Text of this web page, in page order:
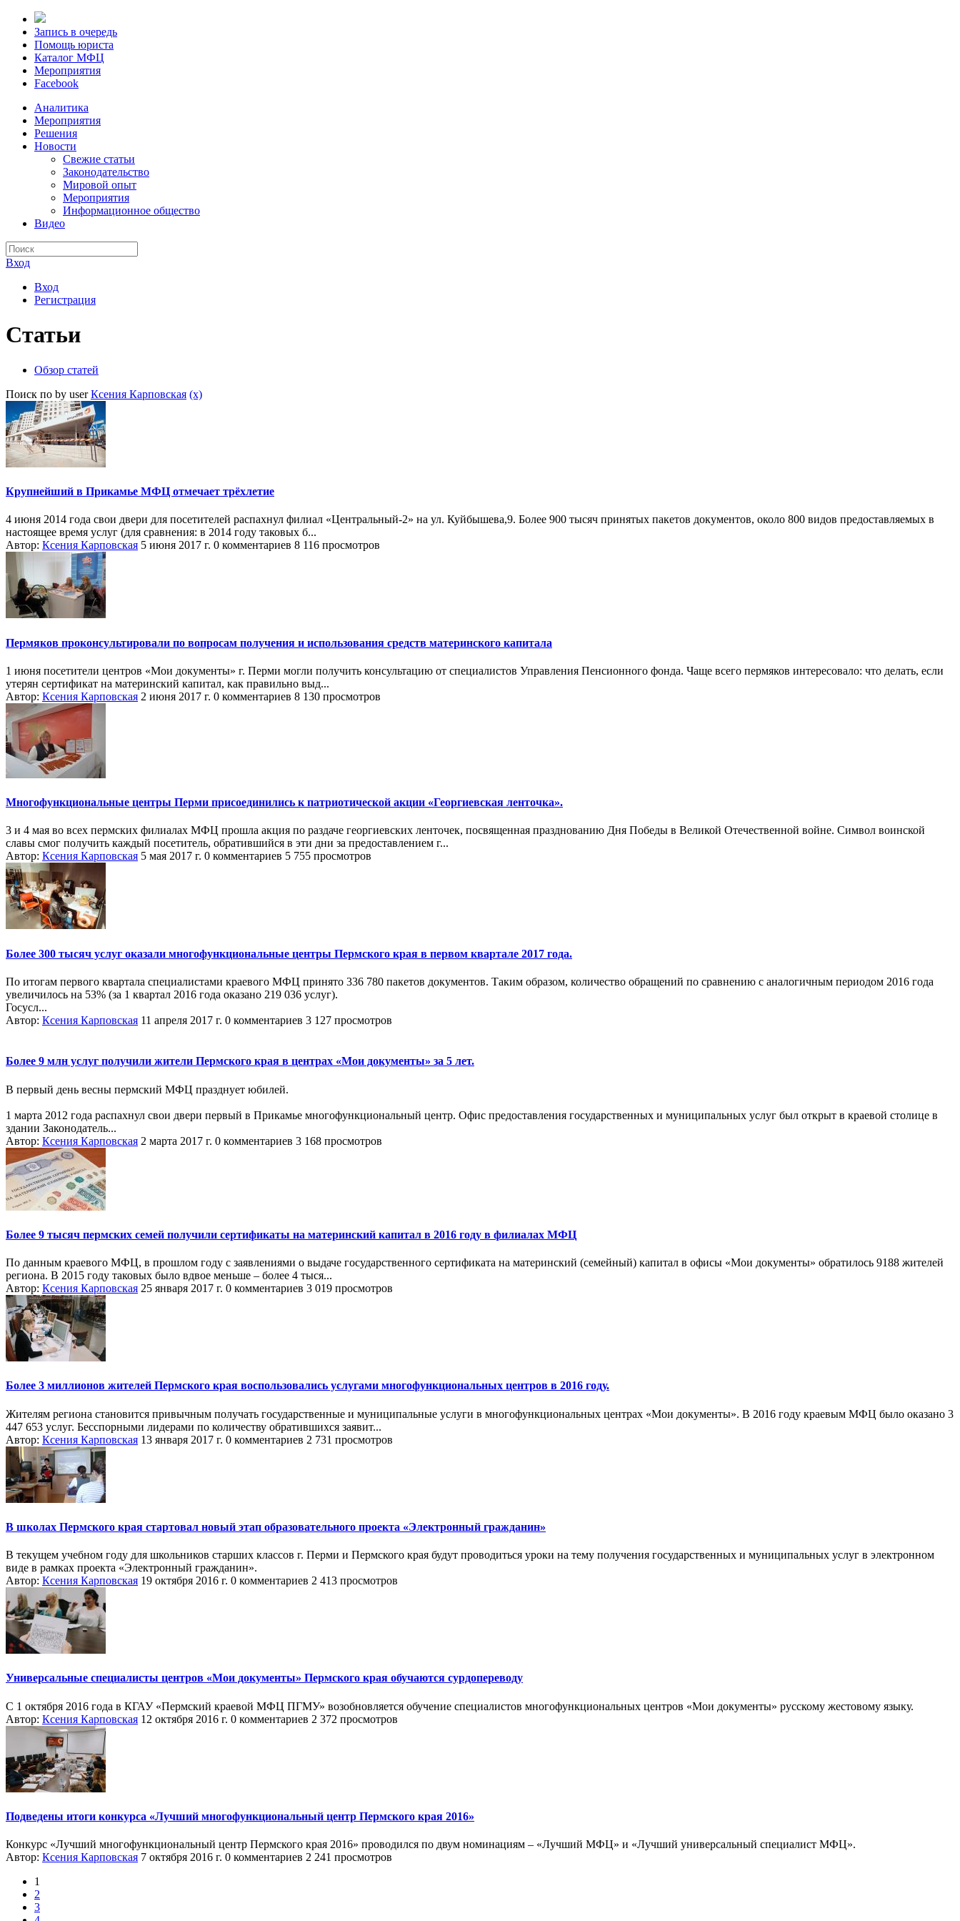
Запись в очередь
Помощь юриста
Каталог МФЦ
Мероприятия
Facebook
Аналитика
Мероприятия
Решения
Новости
Свежие статьи
Законодательство
Мировой опыт
Мероприятия
Информационное общество
Видео
Вход
Вход
Регистрация
Статьи
Обзор статей
Поиск по by userКсения Карповская (x)
Крупнейший в Прикамье МФЦ отмечает трёхлетие
4 июня 2014 года свои двери для посетителей распахнул филиал «Центральный-2» на ул. Куйбышева,9. Более 900 тысяч принятых пакетов документов, около 800 видов предоставляемых в
настоящее время услуг (для сравнения: в 2014 году таковых б...
Автор: Ксения Карповская 5 июня 2017 г. 0 комментариев 8 116 просмотров
Пермяков проконсультировали по вопросам получения и использования средств материнского капитала
1 июня посетители центров «Мои документы» г. Перми могли получить консультацию от специалистов Управления Пенсионного фонда. Чаще всего пермяков интересовало: что делать, если
утерян сертификат на материнский капитал, как правильно выд...
Автор: Ксения Карповская 2 июня 2017 г. 0 комментариев 8 130 просмотров
Многофункциональные центры Перми присоединились к патриотической акции «Георгиевская ленточка».
3 и 4 мая во всех пермских филиалах МФЦ прошла акция по раздаче георгиевских ленточек, посвященная празднованию Дня Победы в Великой Отечественной войне. Символ воинской
славы смог получить каждый посетитель, обратившийся в эти дни за предоставлением г...
Автор: Ксения Карповская 5 мая 2017 г. 0 комментариев 5 755 просмотров
Более 300 тысяч услуг оказали многофункциональные центры Пермского края в первом квартале 2017 года.
По итогам первого квартала специалистами краевого МФЦ принято 336 780 пакетов документов. Таким образом, количество обращений по сравнению с аналогичным периодом 2016 года
увеличилось на 53% (за 1 квартал 2016 года оказано 219 036 услуг).
Госусл...
Автор: Ксения Карповская 11 апреля 2017 г. 0 комментариев 3 127 просмотров
Более 9 млн услуг получили жители Пермского края в центрах «Мои документы» за 5 лет.
В первый день весны пермский МФЦ празднует юбилей.
1 марта 2012 года распахнул свои двери первый в Прикамье многофункциональный центр. Офис предоставления государственных и муниципальных услуг был открыт в краевой столице в
здании Законодатель...
Автор: Ксения Карповская 2 марта 2017 г. 0 комментариев 3 168 просмотров
Более 9 тысяч пермских семей получили сертификаты на материнский капитал в 2016 году в филиалах МФЦ
По данным краевого МФЦ, в прошлом году с заявлениями о выдаче государственного сертификата на материнский (семейный) капитал в офисы «Мои документы» обратилось 9188 жителей
региона. В 2015 году таковых было вдвое меньше – более 4 тыся...
Автор: Ксения Карповская 25 января 2017 г. 0 комментариев 3 019 просмотров
Более 3 миллионов жителей Пермского края воспользовались услугами многофункциональных центров в 2016 году.
Жителям региона становится привычным получать государственные и муниципальные услуги в многофункциональных центрах «Мои документы». В 2016 году краевым МФЦ было оказано 3
447 653 услуг. Бесспорными лидерами по количеству обратившихся заявит...
Автор: Ксения Карповская 13 января 2017 г. 0 комментариев 2 731 просмотров
В школах Пермского края стартовал новый этап образовательного проекта «Электронный гражданин»
В текущем учебном году для школьников старших классов г. Перми и Пермского края будут проводиться уроки на тему получения государственных и муниципальных услуг в электронном
виде в рамках проекта «Электронный гражданин».
Автор: Ксения Карповская 19 октября 2016 г. 0 комментариев 2 413 просмотров
Универсальные специалисты центров «Мои документы» Пермского края обучаются сурдопереводу
С 1 октября 2016 года в КГАУ «Пермский краевой МФЦ ПГМУ» возобновляется обучение специалистов многофункциональных центров «Мои документы» русскому жестовому языку.
Автор: Ксения Карповская 12 октября 2016 г. 0 комментариев 2 372 просмотров
Подведены итоги конкурса «Лучший многофункциональный центр Пермского края 2016»
Конкурс «Лучший многофункциональный центр Пермского края 2016» проводился по двум номинациям – «Лучший МФЦ» и «Лучший универсальный специалист МФЦ».
Автор: Ксения Карповская 7 октября 2016 г. 0 комментариев 2 241 просмотров
1
2
3